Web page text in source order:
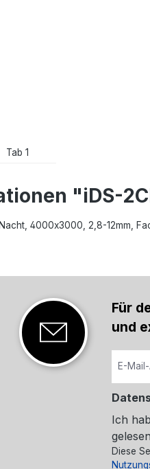
Tab 1
"iDS-
4000x3000, 2,8-12mm,
Für
und
Ich
Diese